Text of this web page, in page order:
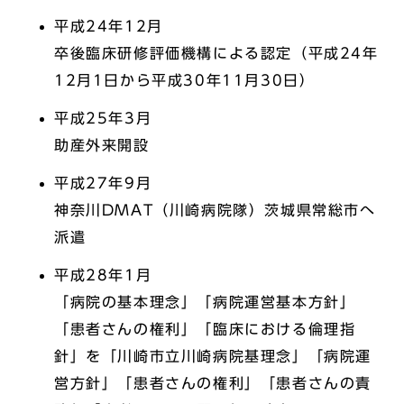
平成24年12月
卒後臨床研修評価機構による認定（平成24年
12月1日から平成30年11月30日）
平成25年3月
助産外来開設
平成27年9月
神奈川DMAT（川崎病院隊）茨城県常総市へ
派遣
平成28年1月
「病院の基本理念」「病院運営基本方針」
「患者さんの権利」「臨床における倫理指
針」を「川崎市立川崎病院基理念」「病院運
営方針」「患者さんの権利」「患者さんの責